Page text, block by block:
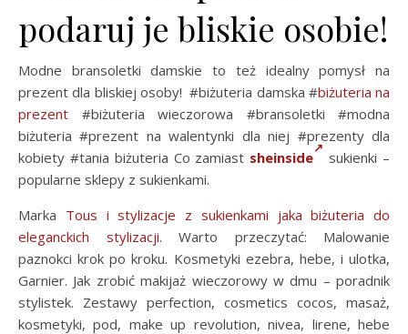
podaruj je bliskie osobie!
Modne bransoletki damskie to też idealny pomysł na
prezent dla bliskiej osoby! #biżuteria damska #biżuteria na
prezent #biżuteria wieczorowa #bransoletki #modna
biżuteria #prezent na walentynki dla niej #prezenty dla
kobiety #tania biżuteria Co zamiast sheinside
sukienki –
popularne sklepy z sukienkami.
Marka Tous i stylizacje z sukienkami jaka biżuteria do
eleganckich stylizacji. Warto przeczytać: Malowanie
paznokci krok po kroku. Kosmetyki ezebra, hebe, i ulotka,
Garnier. Jak zrobić makijaż wieczorowy w dmu – poradnik
stylistek. Zestawy perfection, cosmetics cocos, masaż,
kosmetyki, pod, make up revolution, nivea, lirene, hebe